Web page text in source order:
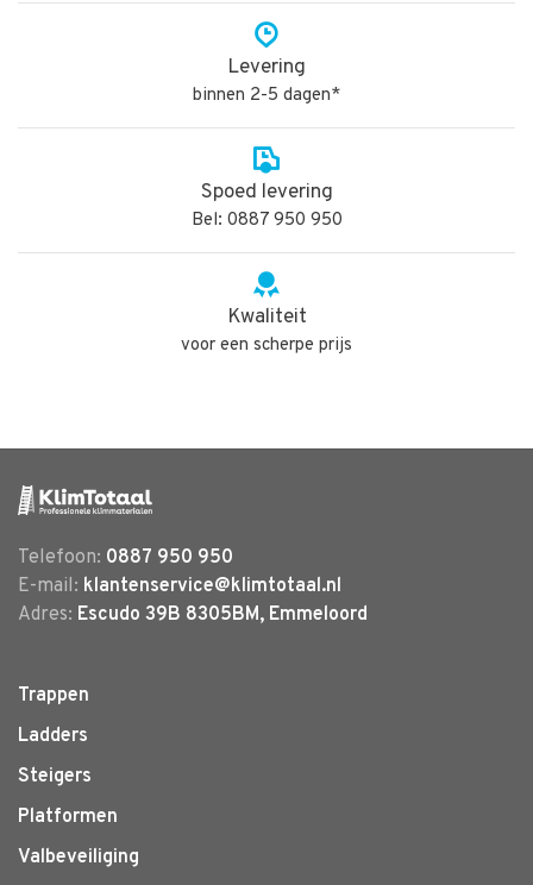
Levering
binnen 2-5 dagen*
Spoed levering
Bel: 0887 950 950
Kwaliteit
voor een scherpe prijs
Telefoon: 0887 950 950
E-mail: klantenservice@klimtotaal.nl
Adres: Escudo 39B 8305BM, Emmeloord
Trappen
Ladders
Steigers
Platformen
Valbeveiliging